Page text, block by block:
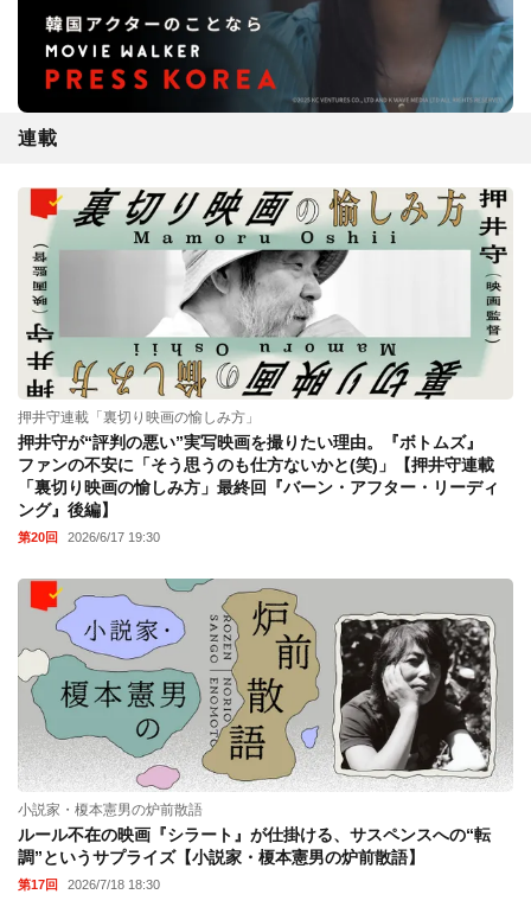
連載
押井守連載「裏切り映画の愉しみ方」
押井守が“評判の悪い”実写映画を撮りたい理由。『ボトムズ』
ファンの不安に「そう思うのも仕方ないかと(笑)」【押井守連載
「裏切り映画の愉しみ方」最終回『バーン・アフター・リーディ
ング』後編】
第20回 2026/6/17 19:30
小説家・榎本憲男の炉前散語
ルール不在の映画『シラート』が仕掛ける、サスペンスへの“転
調”というサプライズ【小説家・榎本憲男の炉前散語】
第17回 2026/7/18 18:30